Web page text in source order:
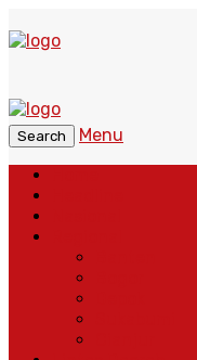
Search
Menu